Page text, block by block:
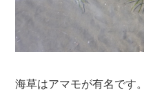
海草はアマモが有名です。